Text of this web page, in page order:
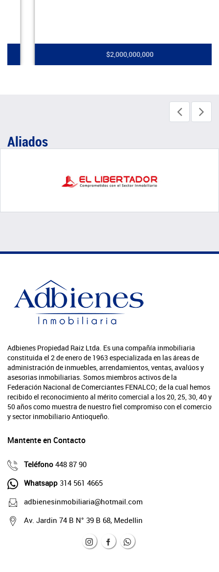
$2,000,000,000
Aliados
Adbienes Propiedad Raiz Ltda. Es una compañía inmobiliaria
constituida el 2 de enero de 1963 especializada en las áreas de
administración de inmuebles, arrendamientos, ventas, avalúos y
asesorias inmobiliarias. Somos miembros activos de la
Federación Nacional de Comerciantes FENALCO; de la cual hemos
recibido el reconocimiento al mérito comercial a los 20, 25, 30, 40 y
50 años como muestra de nuestro fiel compromiso con el comercio
y sector inmobiliario Antioqueño.
Mantente en Contacto
Teléfono 448 87 90
Whatsapp 314 561 4665
adbienesinmobiliaria@hotmail.com
Av. Jardin 74 B N° 39 B 68, Medellin